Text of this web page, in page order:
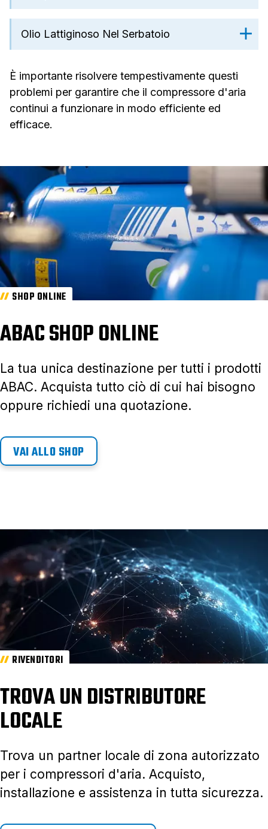
Olio Lattiginoso Nel Serbatoio
È importante risolvere tempestivamente questi
problemi per garantire che il compressore d'aria
continui a funzionare in modo efficiente ed
efficace.
SHOP ONLINE
ABAC SHOP ONLINE
La tua unica destinazione per tutti i prodotti
ABAC. Acquista tutto ciò di cui hai bisogno
oppure richiedi una quotazione.
VAI ALLO SHOP
RIVENDITORI
TROVA UN DISTRIBUTORE
LOCALE
Trova un partner locale di zona autorizzato
per i compressori d'aria. Acquisto,
installazione e assistenza in tutta sicurezza.